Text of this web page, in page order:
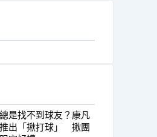
是找不到球友？康凡
出「揪打球」 揪團